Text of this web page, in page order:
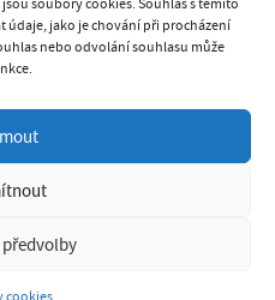
jako je chování při procházení
nebo odvolání souhlasu může
K9